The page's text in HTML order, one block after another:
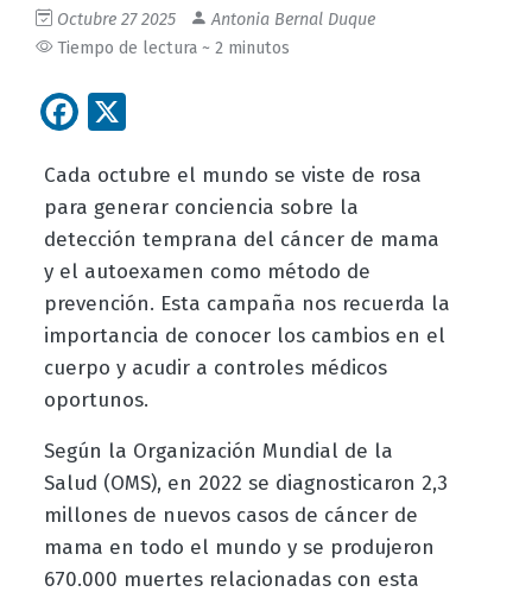
Octubre 27 2025
Antonia Bernal Duque
Tiempo de lectura ~ 2 minutos
Facebook
Cada octubre el mundo se viste de rosa
para generar conciencia sobre la
detección temprana del cáncer de mama
y el autoexamen como método de
prevención. Esta campaña nos recuerda la
importancia de conocer los cambios en el
cuerpo y acudir a controles médicos
oportunos.
Según la Organización Mundial de la
Salud (OMS), en 2022 se diagnosticaron 2,3
millones de nuevos casos de cáncer de
mama en todo el mundo y se produjeron
670.000 muertes relacionadas con esta